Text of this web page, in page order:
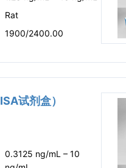
Rat
1900/2400.00
试剂盒）
0.3125 ng/mL – 10